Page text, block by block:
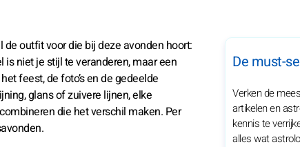
outfit voor die bij deze avonden hoort:
niet je stijl te veranderen, maar een
feest, de foto’s en de gedeelde
glans of zuivere lijnen, elke
die het verschil maken. Per
De must-
Verken de
artikelen en
kennis te
alles wat